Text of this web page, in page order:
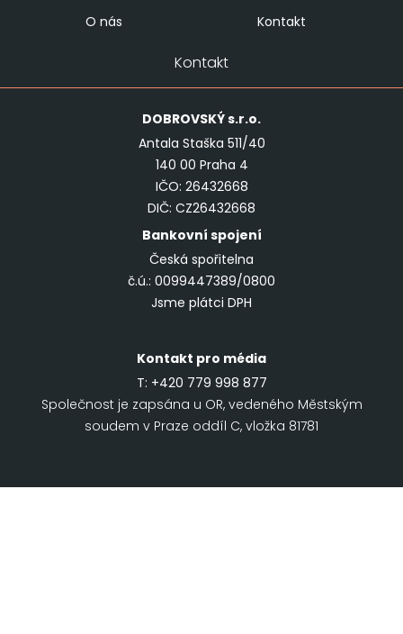
O nás
Kontakt
Kontakt
DOBROVSKÝs.r.o.
Antala Staška 511/40
140 00 Praha 4
IČO: 26432668
DIČ: CZ26432668
Bankovní spojení
Česká spořitelna
č.ú.: 0099447389/0800
Jsme plátci DPH
Kontakt pro média
T: +420 779 998 877
Společnost je zapsána u OR, vedeného Městským
soudem v Praze oddíl C, vložka 81781